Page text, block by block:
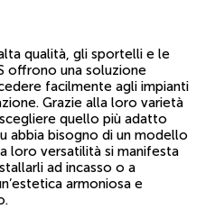
qualità, gli sportelli e le
offrono una soluzione
facilmente agli impianti
Grazie alla loro varietà
quello più adatto
abbia bisogno di un modello
loro versatilità si manifesta
ad incasso o a
armoniosa e